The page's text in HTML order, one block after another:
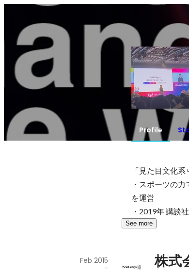
Profile
「見た目文化
・スポーツの
を運営
・2019年 講談
See more
株式
Feb 2015
-